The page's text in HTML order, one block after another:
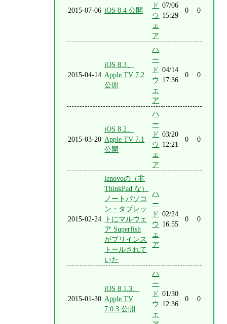
2015-07-06 iOS 8.4 公開
ド
ウ
ェ
ア
07/06
15:29
0 0
2015-04-14
iOS 8.3、
Apple TV 7.2
公開
ハ
ー
ド
ウ
ェ
ア
04/14
17:36
0 0
2015-03-20
iOS 8.2、
Apple TV 7.1
公開
ハ
ー
ド
ウ
ェ
ア
03/20
12:21
0 0
2015-02-24
lenovoの（非
ThinkPad な）
ノートパソコ
ン・タブレッ
トにマルウェ
ア Superfish
がプリインス
トールされて
いた
ハ
ー
ド
ウ
ェ
ア
02/24
16:55
0 0
2015-01-30
iOS 8.1.3、
Apple TV
7.0.3 公開
ハ
ー
ド
ウ
ェ
01/30
12:36
0 0